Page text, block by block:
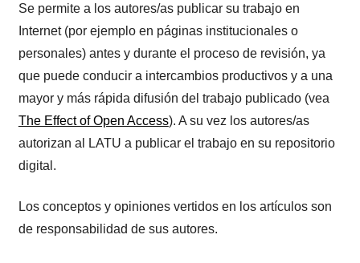
Se permite a los autores/as publicar su trabajo en
Internet (por ejemplo en páginas institucionales o
personales) antes y durante el proceso de revisión, ya
que puede conducir a intercambios productivos y a una
mayor y más rápida difusión del trabajo publicado (vea
The Effect of Open Access). A su vez los autores/as
autorizan al LATU a publicar el trabajo en su repositorio
digital.
Los conceptos y opiniones vertidos en los artículos son
de responsabilidad de sus autores.